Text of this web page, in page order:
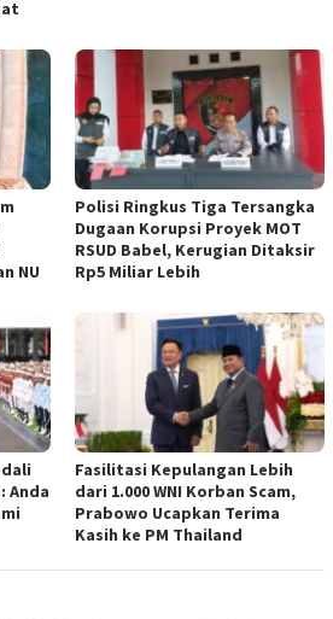
NU
Polisi Ringkus Tiga Tersangka
Dugaan Korupsi Proyek MOT
RSUD Babel, Kerugian Ditaksir
Rp5 Miliar Lebih
Anda
Fasilitasi Kepulangan Lebih
dari 1.000 WNI Korban Scam,
Prabowo Ucapkan Terima
Kasih ke PM Thailand